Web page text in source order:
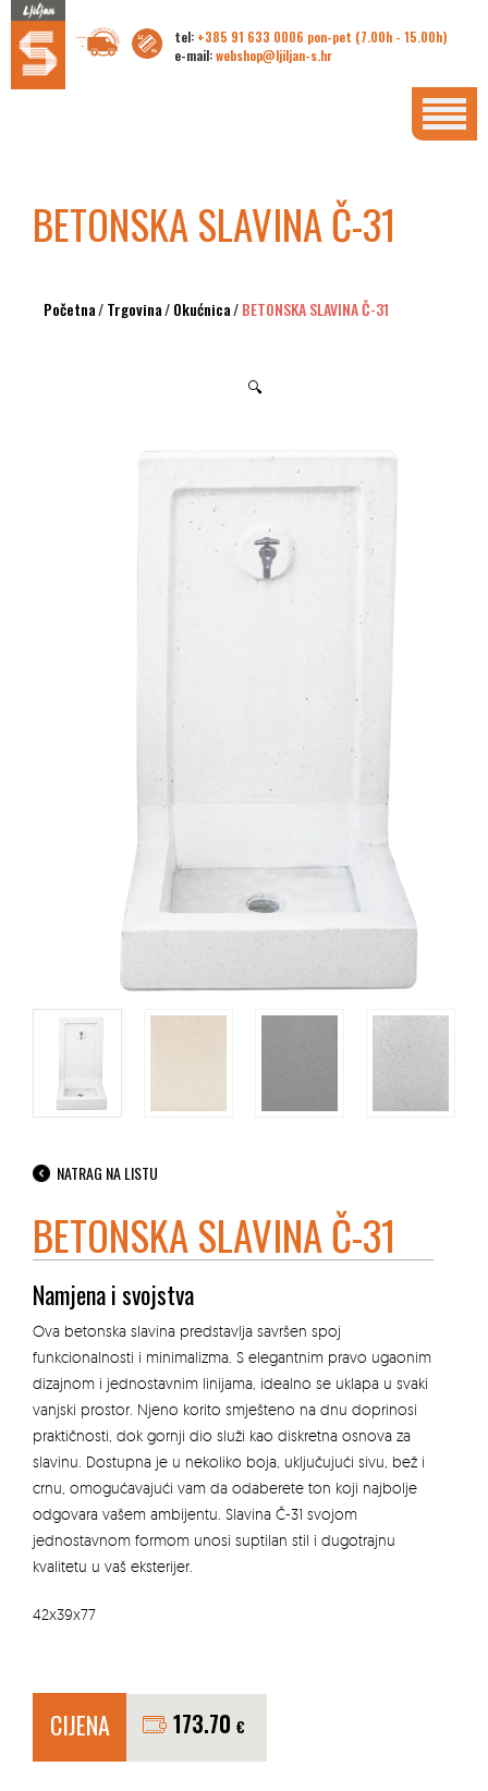
tel: +385 91 633 0006 pon-pet (7.00h - 15.00h)
e-mail:webshop@ljiljan-s.hr
BETONSKA SLAVINA Č-31
Početna/Trgovina/Okućnica/BETONSKA SLAVINA Č-31
🔍
NATRAG NA LISTU
BETONSKA SLAVINA Č-31
Namjena i svojstva
Ova betonska slavina predstavlja savršen spoj
funkcionalnosti i minimalizma. S elegantnim pravo ugaonim
dizajnom i jednostavnim linijama, idealno se uklapa u svaki
vanjski prostor. Njeno korito smješteno na dnu doprinosi
praktičnosti, dok gornji dio služi kao diskretna osnova za
slavinu. Dostupna je u nekoliko boja, uključujući sivu, bež i
crnu, omogućavajući vam da odaberete ton koji najbolje
odgovara vašem ambijentu. Slavina Č-31 svojom
jednostavnom formom unosi suptilan stil i dugotrajnu
kvalitetu u vaš eksterijer.
42x39x77
CIJENA 173.70 €